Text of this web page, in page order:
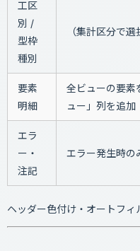
工区
別 /
型枠
種別
（集計区分で
要素
明細
全ビューの要素
ュー」列を追加
エラ
ー・
注記
エラー発生時の
ヘッダー色付け・オートフィ